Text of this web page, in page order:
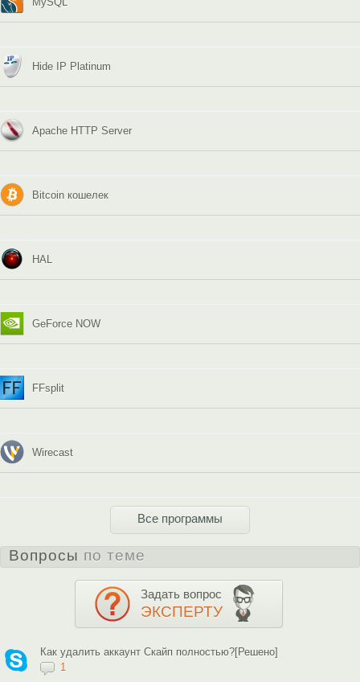
Hide IP Platinum
Apache HTTP Server
Bitcoin кошелек
HAL
GeForce NOW
FFsplit
Wirecast
Все программы
Вопросы по теме
Задать вопрос
ЭКСПЕРТУ
Как удалить аккаунт Скайп полностью?[Решено]
1